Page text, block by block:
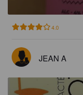
4.0
JEAN A